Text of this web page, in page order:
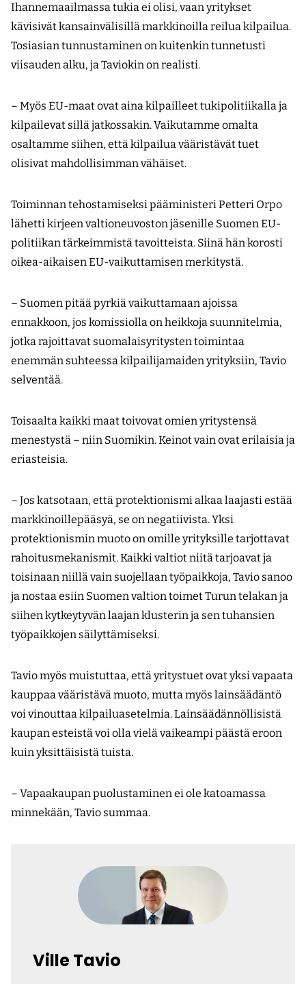
Ihannemaailmassa tukia ei olisi, vaan yritykset
kävisivät kansainvälisillä markkinoilla reilua kilpailua.
Tosiasian tunnustaminen on kuitenkin tunnetusti
viisauden alku, ja Taviokin on realisti.
– Myös EU-maat ovat aina kilpailleet tukipolitiikalla ja
kilpailevat sillä jatkossakin. Vaikutamme omalta
osaltamme siihen, että kilpailua vääristävät tuet
olisivat mahdollisimman vähäiset.
Toiminnan tehostamiseksi pääministeri Petteri Orpo
lähetti kirjeen valtioneuvoston jäsenille Suomen EU-
politiikan tärkeimmistä tavoitteista. Siinä hän korosti
oikea-aikaisen EU-vaikuttamisen merkitystä.
– Suomen pitää pyrkiä vaikuttamaan ajoissa
ennakkoon, jos komissiolla on heikkoja suunnitelmia,
jotka rajoittavat suomalaisyritysten toimintaa
enemmän suhteessa kilpailijamaiden yrityksiin, Tavio
selventää.
Toisaalta kaikki maat toivovat omien yritystensä
menestystä – niin Suomikin. Keinot vain ovat erilaisia ja
eriasteisia.
– Jos katsotaan, että protektionismi alkaa laajasti estää
markkinoillepääsyä, se on negatiivista. Yksi
protektionismin muoto on omille yrityksille tarjottavat
rahoitusmekanismit. Kaikki valtiot niitä tarjoa­vat ja
toisinaan niillä vain suojellaan työpaikkoja, Tavio sanoo
ja nostaa esiin Suomen valtion toimet Turun telakan ja
siihen kytkeytyvän laajan klusterin ja sen tuhansien
työpaikkojen säilyttämiseksi.
Tavio myös muistuttaa, että yritystuet ovat yksi vapaata
kauppaa vääristävä muoto, mutta myös lainsäädäntö
voi vinouttaa kilpailuasetelmia. Lainsäädännöllisistä
kaupan esteistä voi olla vielä vaikeampi päästä eroon
kuin yksittäisistä tuista.
– Vapaakaupan puolustaminen ei ole katoamassa
minnekään, Tavio summaa.
Ville Tavio